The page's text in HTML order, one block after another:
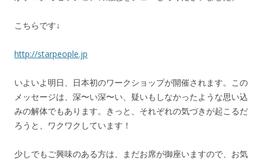
こちらです↓
http://starpeople.jp
いよいよ明日、日本初のワークショップが開催されます。この
メッセージは、深〜い深〜い、疑いもしなかったような思い込
みの解体でもあります。きっと、それぞれの気づきが起こるだ
ろうと、ワクワクしています！
少しでもご興味のある方は、まだお席が御座いますので、お気